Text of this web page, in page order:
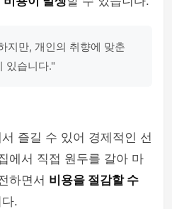
지만, 개인의 취향에 맞춘
있습니다."
즐길 수 있어 경제적인 선
에서 직접 원두를 갈아 마
하면서 비용을 절감할 수
.